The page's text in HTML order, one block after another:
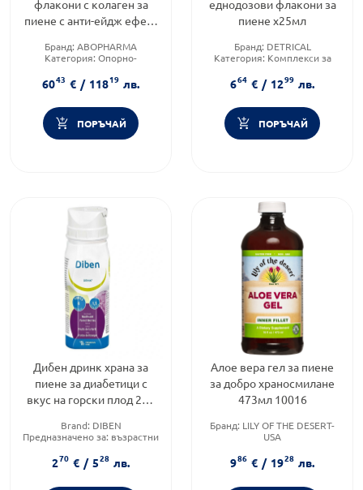
флакони с колаген за
пиене с анти-ейдж ефект
Бранд: ABOPHARMA
Категория: Опорно-
Форма на продукта:флакони
6043 € / 11819 лв.
ПОРЪЧАЙ
еднодозови флакони за
пиене х25мл
Бранд: DETRICAL
Категория: Комплекси за
Форма на продукта: флакони
664 € / 1299 лв.
ПОРЪЧАЙ
Дибен дринк храна за
пиене за диабетици с
вкус на горски плод 200
Brand: DIBEN
Предназначено за: възрастни
270 € / 528 лв.
Алое вера гел за пиене
за добро храносмилане
473мл 10016
Бранд: LILY OF THE DESERT-
USA
(констипация)
Форма на продукта:гел
986 € / 1928 лв.